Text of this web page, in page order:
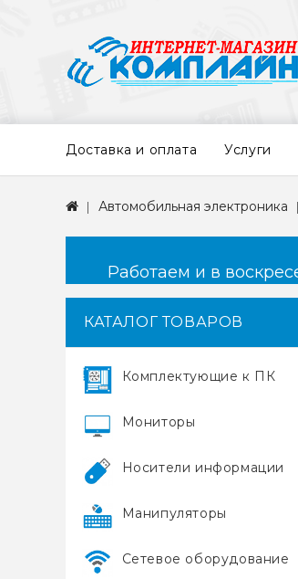
Доставка и оплата Услуги
Автомобильная электроника
Работаем и в
КАТАЛОГ ТОВАРОВ
Комплектующие к ПК
Мониторы
Носители информации
Манипуляторы
Сетевое оборудование